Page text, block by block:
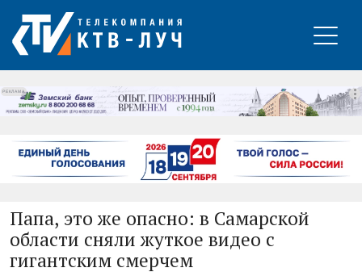
РЕКЛАМА
Папа, это же опасно: в Самарской
области сняли жуткое видео с
гигантским смерчем